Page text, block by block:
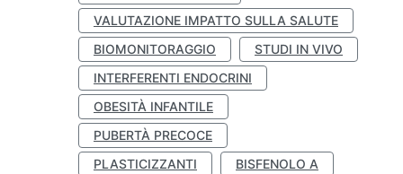
VALUTAZIONE IMPATTO SULLA SALUTE
BIOMONITORAGGIO
STUDI IN VIVO
INTERFERENTI ENDOCRINI
OBESITÀ INFANTILE
PUBERTÀ PRECOCE
PLASTICIZZANTI
BISFENOLO A